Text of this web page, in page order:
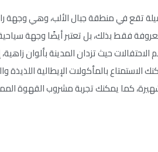
تقع في منطقة جبال الألب، وهي وجهة
فقط بذلك، بل تعتبر أيضًا وجهة
حيث تزدان المدينة بألوان
الاستمتاع بالمأكولات الإيطالية اللذيذة
كما يمكنك تجربة مشروب القهوة